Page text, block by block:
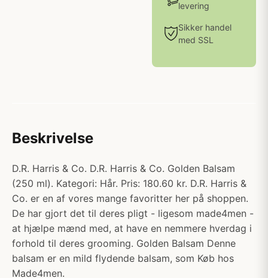
levering
Sikker handel
med SSL
Beskrivelse
D.R. Harris & Co. D.R. Harris & Co. Golden Balsam
(250 ml). Kategori: Hår. Pris: 180.60 kr. D.R. Harris &
Co. er en af vores mange favoritter her på shoppen.
De har gjort det til deres pligt - ligesom made4men -
at hjælpe mænd med, at have en nemmere hverdag i
forhold til deres grooming. Golden Balsam Denne
balsam er en mild flydende balsam, som Køb hos
Made4men.